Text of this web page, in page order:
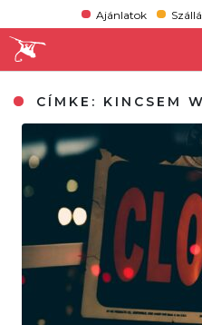
Ajánlatok
CÍMKE: KINCSEM